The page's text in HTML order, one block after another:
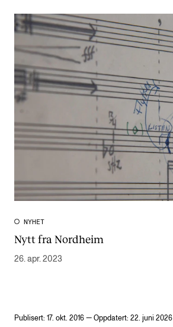
NYHET
Nytt fra Nordheim
26. apr. 2023
Publisert: 17. okt. 2016 — Oppdatert: 22. juni 2026